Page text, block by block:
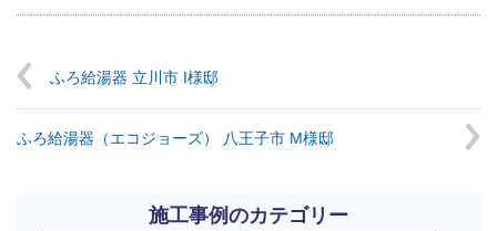
ふろ給湯器 立川市 I様邸
ふろ給湯器（エコジョーズ） 八王子市 M様邸
施工事例のカテゴリー